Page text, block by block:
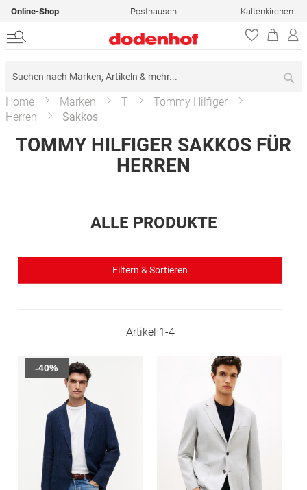
Online-Shop Posthausen Kaltenkirchen
Home Marken T
Tommy Hilfiger
Herren
Sakkos
TOMMY HILFIGER SAKKOS FÜR
HERREN
ALLE PRODUKTE
Filtern & Sortieren
Artikel 1-4
-40%